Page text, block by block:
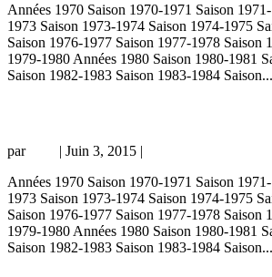
Années 1970 Saison 1970-1971 Saison
1973 Saison 1973-1974 Saison 1974-1975
Saison 1976-1977 Saison 1977-1978 Saison
1979-1980 Années 1980 Saison 1980-1981
Saison 1982-1983 Saison 1983-1984 Saison...
par | Juin 3, 2015 |
Années 1970 Saison 1970-1971 Saison
1973 Saison 1973-1974 Saison 1974-1975
Saison 1976-1977 Saison 1977-1978 Saison
1979-1980 Années 1980 Saison 1980-1981
Saison 1982-1983 Saison 1983-1984 Saison...